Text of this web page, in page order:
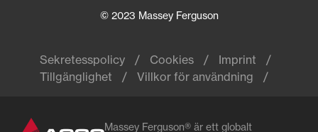
© 2023 Massey Ferguson
Sekretesspolicy Cookies
Imprint
Tillgänglighet
Villkor för användning
Massey Ferguson® är ett globalt